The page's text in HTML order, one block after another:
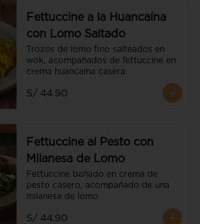
Fettuccine a la Huancaína
con Lomo Saltado
Trozos de lomo fino salteados en
wok, acompañados de fettuccine en
crema huancaína casera
S/ 44.90
Fettuccine al Pesto con
Milanesa de Lomo
Fettuccine bañado en crema de
pesto casero, acompañado de una
milanesa de lomo
S/ 44.90